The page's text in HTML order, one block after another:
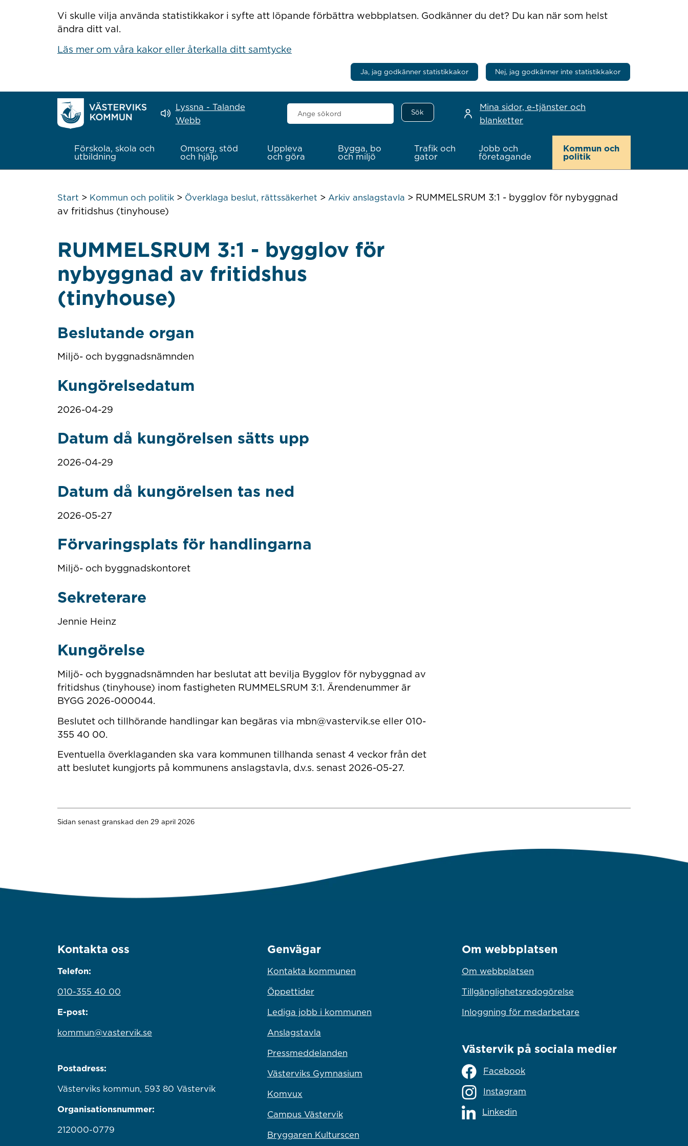
Vi skulle vilja använda statistikkakor i syfte att löpande förbättra webbplatsen. Godkänner du det? Du kan när som helst
ändra ditt val.
Läs mer om våra kakor eller återkalla ditt samtycke
Ja, jag godkänner statistikkakor Nej, jag godkänner inte statistikkakor
Lyssna - Talande
Webb
Sök
här
Mina sidor, e-tjänster och
blanketter
Förskola, skola och
utbildning
Omsorg, stöd
och hjälp
Uppleva
och göra
Bygga, bo
och miljö
Trafik och
gator
Jobb och
företagande
Kommun och
politik
Start > Kommun och politik> Överklaga beslut, rättssäkerhet > Arkiv anslagstavla > RUMMELSRUM 3:1 - bygglov för nybyggnad
av fritidshus (tinyhouse)
RUMMELSRUM 3:1 - bygglov för
nybyggnad av fritidshus
(tinyhouse)
Beslutande organ
Miljö- och byggnadsnämnden
Kungörelsedatum
2026-04-29
Datum då kungörelsen sätts upp
2026-04-29
Datum då kungörelsen tas ned
2026-05-27
Förvaringsplats för handlingarna
Miljö- och byggnadskontoret
Sekreterare
Jennie Heinz
Kungörelse
Miljö- och byggnadsnämnden har beslutat att bevilja Bygglov för nybyggnad av
fritidshus (tinyhouse) inom fastigheten RUMMELSRUM 3:1. Ärendenummer är
BYGG 2026-000044.
Beslutet och tillhörande handlingar kan begäras via mbn@vastervik.se eller 010-
355 40 00.
Eventuella överklaganden ska vara kommunen tillhanda senast 4 veckor från det
att beslutet kungjorts på kommunens anslagstavla, d.v.s. senast 2026-05-27.
Sidan senast granskad den 29 april 2026
Kontakta oss
Telefon:
010-355 40 00
E-post:
kommun@vastervik.se
Postadress:
Västerviks kommun, 593 80 Västervik
Organisationsnummer:
212000-0779
Genvägar
Kontakta kommunen
Öppettider
Lediga jobb i kommunen
Anslagstavla
Pressmeddelanden
Västerviks Gymnasium
Komvux
Campus Västervik
Bryggaren Kulturscen
Om webbplatsen
Om webbplatsen
Tillgänglighetsredogörelse
Inloggning för medarbetare
Västervik på sociala medier
Facebook
Instagram
Linkedin